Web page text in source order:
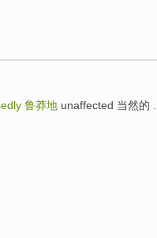
鲁莽地 unaffected 当然的 ...